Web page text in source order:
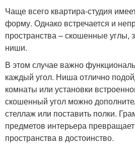
Чаще всего квартира-студия
форму. Однако встречается и
пространства – скошенные углы,
ниши.
В этом случае важно
каждый угол. Ниша отлично
комнаты или установки
скошенный угол можно
стеллаж или поставить полки.
предметов интерьера
пространства в достоинство.